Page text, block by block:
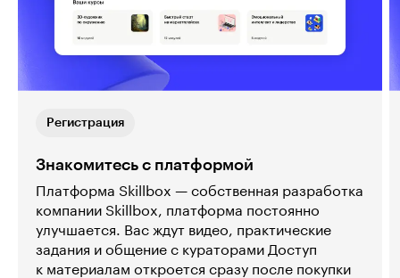
Регистрация
Знакомитесь с платформой
Платформа Skillbox — собственная разработка
компании Skillbox, платформа постоянно
улучшается. Вас ждут видео, практические
задания и общение с кураторами Доступ
к материалам откроется сразу после покупки